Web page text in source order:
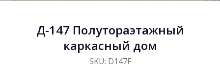
Д-147 Полутораэтажный
каркасный дом
SKU: D147F